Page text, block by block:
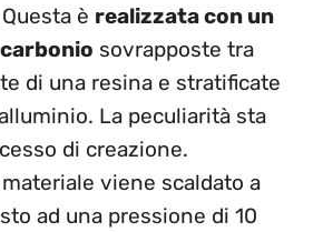
Questa è realizzata con un
sovrapposte tra
di una resina e stratificate
La peculiarità sta
di creazione.
viene scaldato a
ad una pressione di 10